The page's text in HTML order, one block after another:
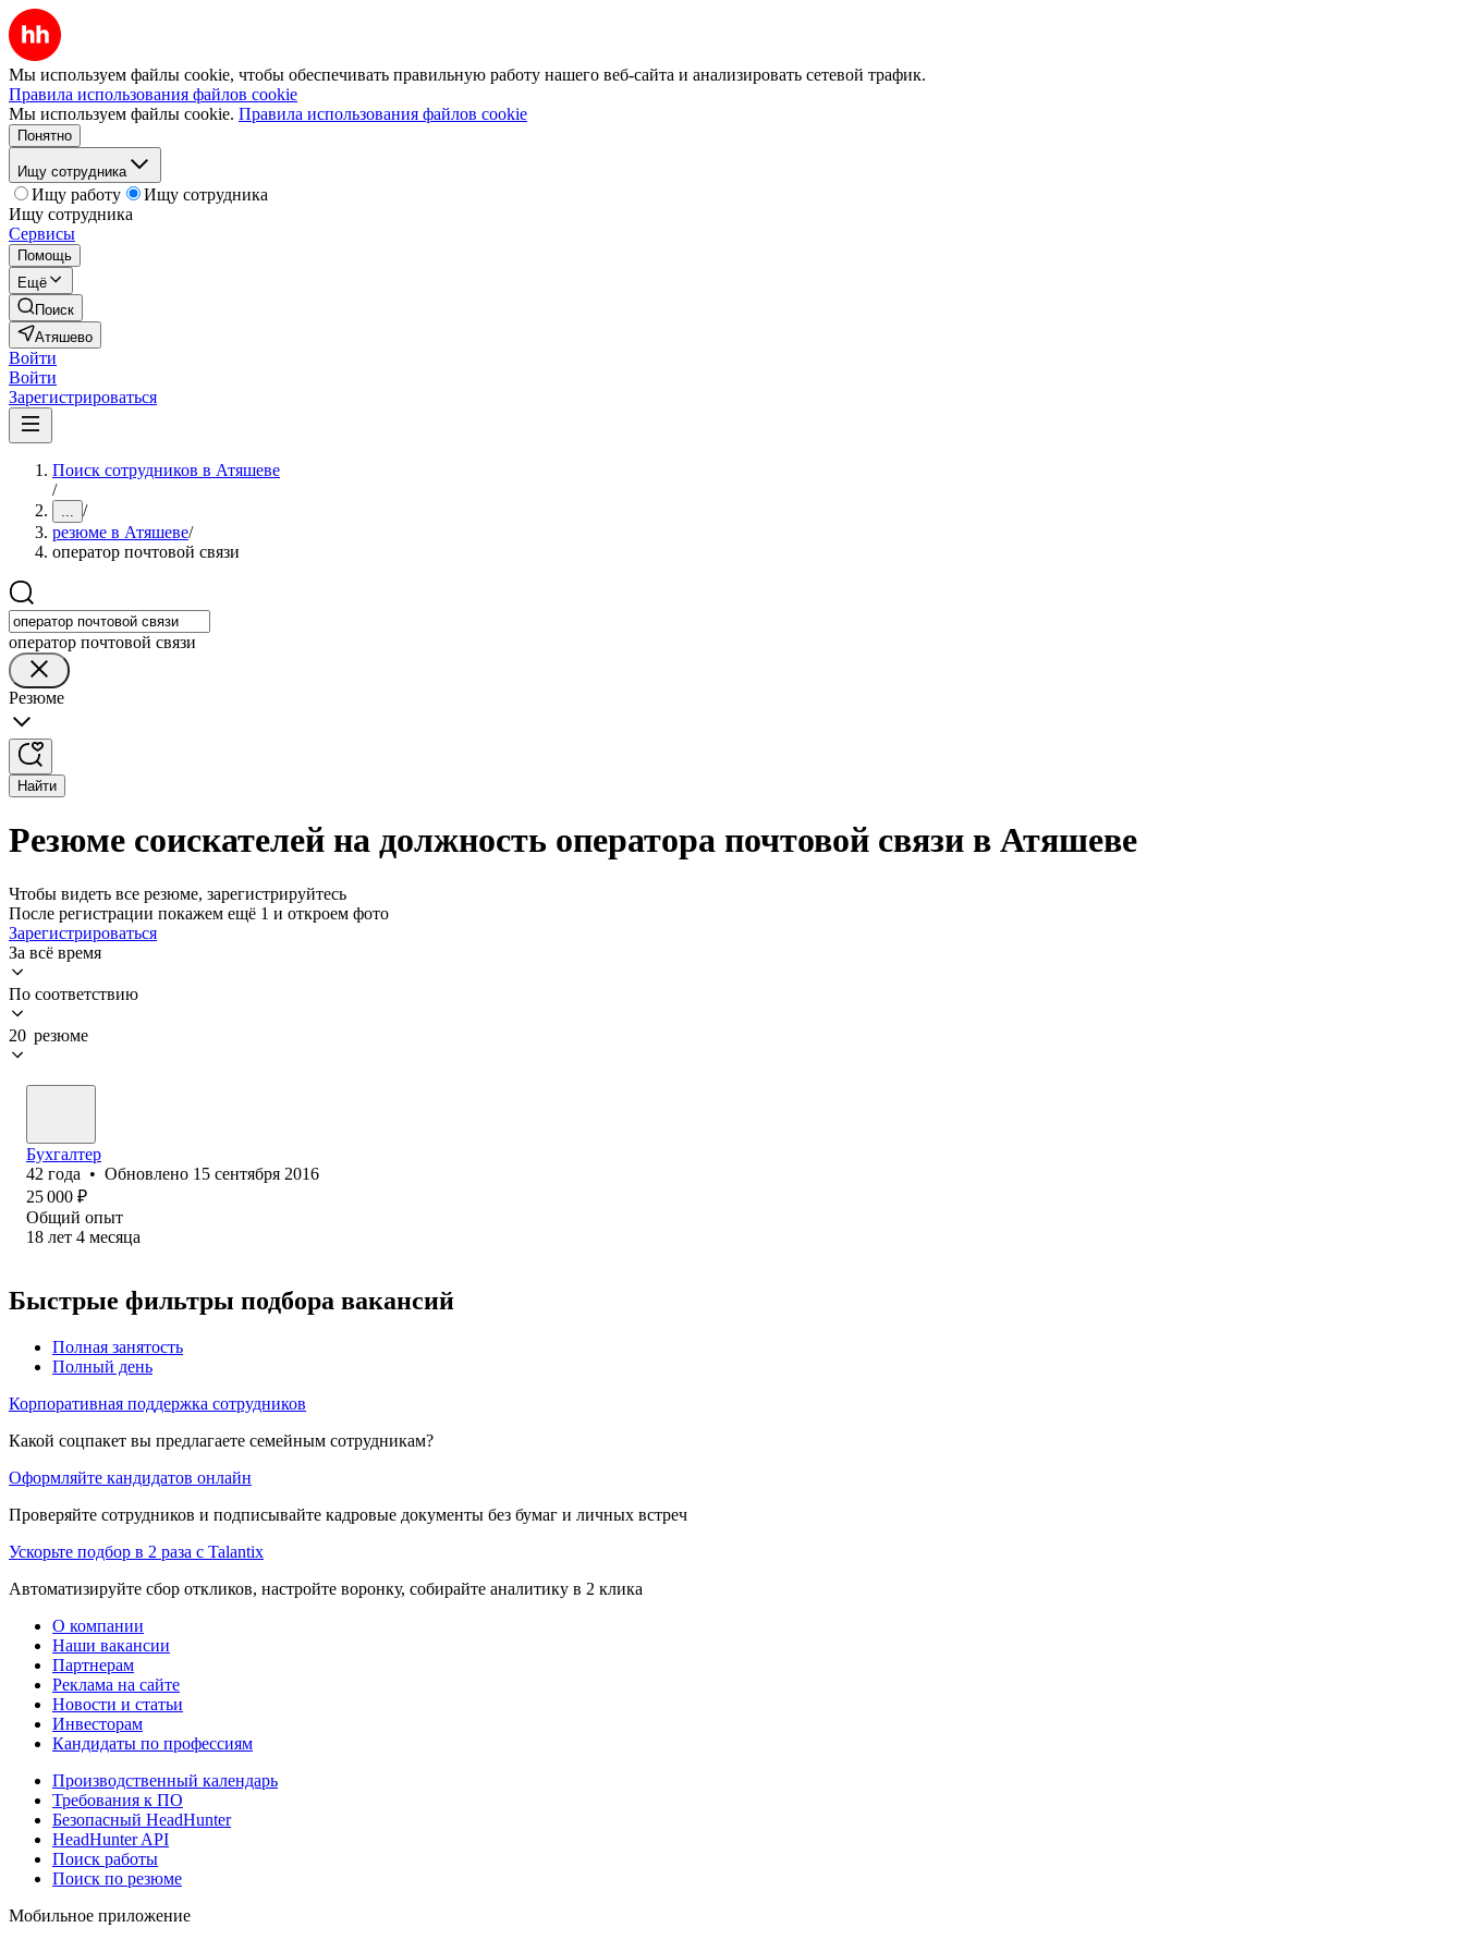
Мы используем файлы cookie, чтобы обеспечивать правильную работу нашего веб-сайта и анализировать сетевой трафик.
Правила использования файлов cookie
Мы используем файлы cookie. Правила использования файлов cookie
Понятно
Ищу сотрудника
Ищу работу
Ищу сотрудника
Ищу сотрудника
Сервисы
Помощь
Ещё
Поиск
Атяшево
Войти
Войти
Зарегистрироваться
Поиск сотрудников в Атяшеве
/
... /
резюме в Атяшеве/
оператор почтовой связи
оператор почтовой связи
Резюме
Найти
Резюме соискателей на должность оператора почтовой связи в Атяшеве
Чтобы видеть все резюме, зарегистрируйтесь
После регистрации покажем ещё 1 и откроем фото
Зарегистрироваться
За всё время
По соответствию
20 резюме
Бухгалтер
42 года • Обновлено 15 сентября 2016
25 000 ₽
Общий опыт
18 лет 4 месяца
Быстрые фильтры подбора вакансий
Полная занятость
Полный день
Корпоративная поддержка сотрудников
Какой соцпакет вы предлагаете семейным сотрудникам?
Оформляйте кандидатов онлайн
Проверяйте сотрудников и подписывайте кадровые документы без бумаг и личных встреч
Ускорьте подбор в 2 раза с Talantix
Автоматизируйте сбор откликов, настройте воронку, собирайте аналитику в 2 клика
О компании
Наши вакансии
Партнерам
Реклама на сайте
Новости и статьи
Инвесторам
Кандидаты по профессиям
Производственный календарь
Требования к ПО
Безопасный HeadHunter
HeadHunter API
Поиск работы
Поиск по резюме
Мобильное приложение